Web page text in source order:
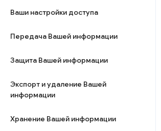
Ваши настройки доступа
Передача Вашей информации
Защита Вашей информации
Экспорт и удаление Вашей
информации
Хранение Вашей информации